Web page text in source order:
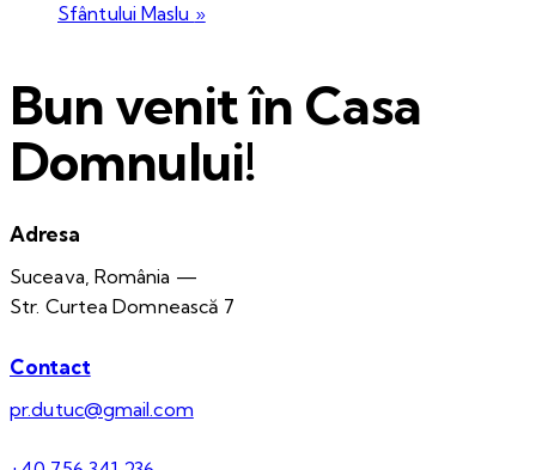
Sfântului Maslu »
Bun venit în Casa
Domnului!
Adresa
Suceava, România —
Str. Curtea Domnească 7
Contact
pr.dutuc@gmail.com